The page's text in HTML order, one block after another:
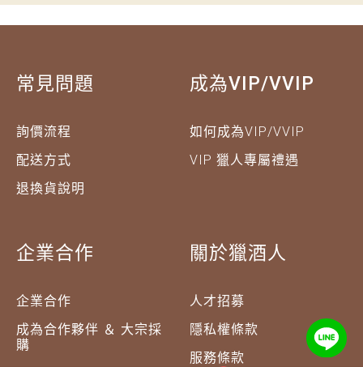
常見問題
詢價流程
配送方式
退換貨說明
成為VIP/VVIP
如何成為VIP/VVIP
VIP 獵人專屬禮遇
企業合作
企業合作
成為合作夥伴 ＆ 大宗採
購
關於獵酒人
人才招募
隱私權條款
服務條款